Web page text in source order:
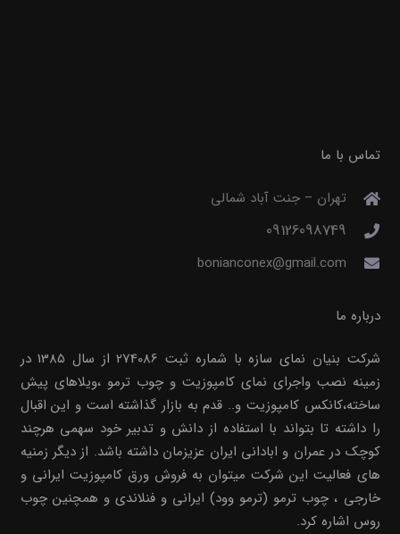
تماس با ما
تهران – جنت آباد شمالی
09126098749
bonianconex@gmail.com
درباره ما
شرکت بنیان نمای سازه با شماره ثبت 274086 از سال 1385 در
زمینه نصب واجرای نمای کامپوزیت و چوب ترمو ،ویلاهای پیش
ساخته،کانکس کامپوزیت و.. قدم به بازار گذاشته است و این اقبال
را داشته تا بتواند با استفاده از دانش و تدبیر خود سهمی هرچند
کوچک در عمران و ابادانی ایران عزیزمان داشته باشد. از دیگر زمنیه
های فعالیت این شرکت میتوان به فروش ورق کامپوزیت ایرانی و
خارجی ، چوب ترمو (ترمو وود) ایرانی و فنلاندی و همچنین چوب
روس اشاره کرد.